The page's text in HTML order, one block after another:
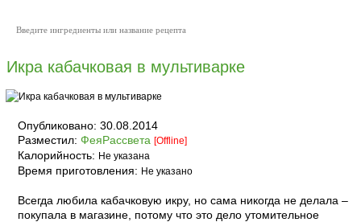
Икра кабачковая в мультиварке
Опубликовано: 30.08.2014
Разместил: ФеяРассвета [Offline]
Калорийность: Не указана
Время приготовления: Не указано
Всегда любила кабачковую икру, но сама никогда не делала –
покупала в магазине, потому что это дело утомительное